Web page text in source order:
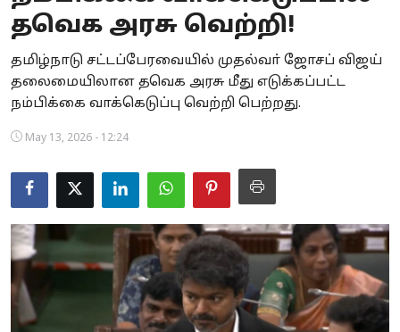
Business
Crime
Tamilnadu
National
World
Astrology
Spirituality
Weather
தவெக அரசு வெற்றி!
தமிழ்நாடு சட்டப்பேரவையில் முதல்வா் ஜோசப் விஜய்
தலைமையிலான தவெக அரசு மீது எடுக்கப்பட்ட
நம்பிக்கை வாக்கெடுப்பு வெற்றி பெற்றது.
May 13, 2026 - 12:24